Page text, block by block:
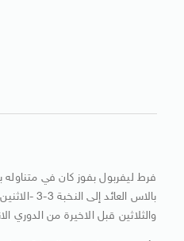
فرط ليفربول بفوز كان في
بالاس العائد
والثلاثين قبل الاخيرة من الدوري